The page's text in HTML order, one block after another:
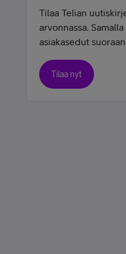
Tilaa Telian
arvonnassa.
asiakasedut
Tilaa nyt